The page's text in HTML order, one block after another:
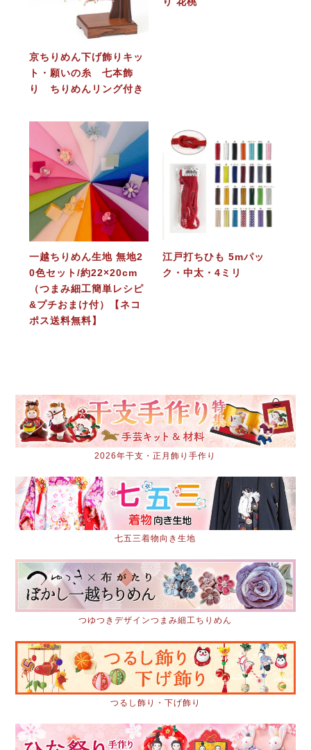
京ちりめん下げ飾りキッ
ト・願いの糸 七本飾
り ちりめんリング付き
一越ちりめん生地 無地2
0色セット/約22×20cm
（つまみ細工簡単レシピ
&プチおまけ付）【ネコ
ポス送料無料】
江戸打ちひも 5mパッ
ク・中太・4ミリ
2026年干支・正月飾り手作り
七五三着物向き生地
つゆつきデザインつまみ細工ちりめん
つるし飾り・下げ飾り